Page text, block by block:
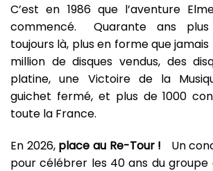
C’est en 1986 que l’aventure
commencé. Quarante ans
toujours là, plus en forme que jamais
million de disques vendus, des
platine, une Victoire de la
guichet fermé, et plus de 1000
toute la France.
En 2026, place au Re-Tour ! Un
pour célébrer les 40 ans du